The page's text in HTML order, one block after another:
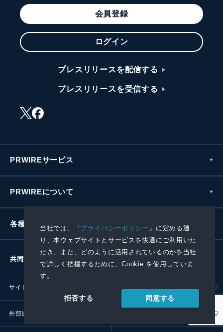
当社では、「プライバシーポリシー 」に定める通
り、本ウェブサイトとサービスを快適にご利用いた
だき、また、どのように活用されているのかを当社
で詳しく把握するために、Cookie を使用していま
す。
拒否する 同意する
会員登録
ログイン
プレスリリースを配信する
プレスリリースを受信する
PRWIREサービス
PRWIREについて
各種お問い合わせ
共同通信社グループ
サイトポリシー
外部送信ポリシー